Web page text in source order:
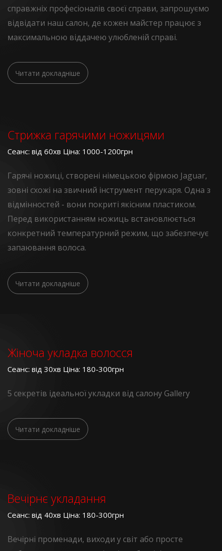
справжніх професіоналів своєї справи, запрошуємо
відвідати наш салон, де кожен майстер працює з
максимальною віддачею улюбленій справі.
Читати докладніше
Стрижка гарячими ножицями
Сеанс: від 60хв Ціна: 1000-1200грн
Гарячі ножиці, створені німецькою фірмою Jaguar,
зовні схожі на звичний інструмент перукаря. Одна з
відмінностей - вони покриті якісним пластиком.
Перед використанням ножиць встановлюється
конкретний температурний режим, що забезпечує
запаювання волоса.
Читати докладніше
Жіноча укладка волосся
Сеанс: від 30хв Ціна: 180-300грн
5 секретів ідеальної укладки від салону Gallery
Читати докладніше
Вечірнє укладання
Сеанс: від 40хв Ціна: 180-300грн
Вечірні променади, виходи у світ або просте